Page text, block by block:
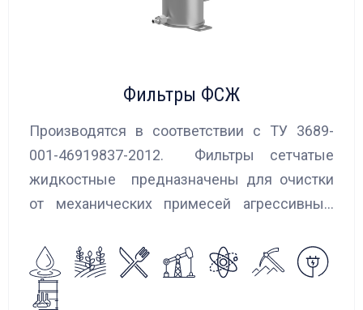
Фильтры ФСЖ
Производятся в соответствии с ТУ 3689-
001-46919837-2012. Фильтры сетчатые
жидкостные предназначены для очистки
от механических примесей агрессивных,
и суспензий. Фильтры устанавливаются
на всасывающих линиях дозировочных
насосных агрегатов и установок.